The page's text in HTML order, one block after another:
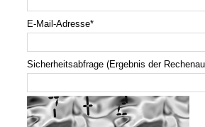
E-Mail-Adresse*
Sicherheitsabfrage (Ergebnis der